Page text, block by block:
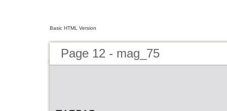
Basic HTML Version
Page 12 - mag_75